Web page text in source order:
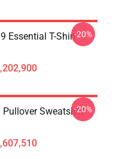
Essential T-Shirt-20%
Sweatshirt-20%